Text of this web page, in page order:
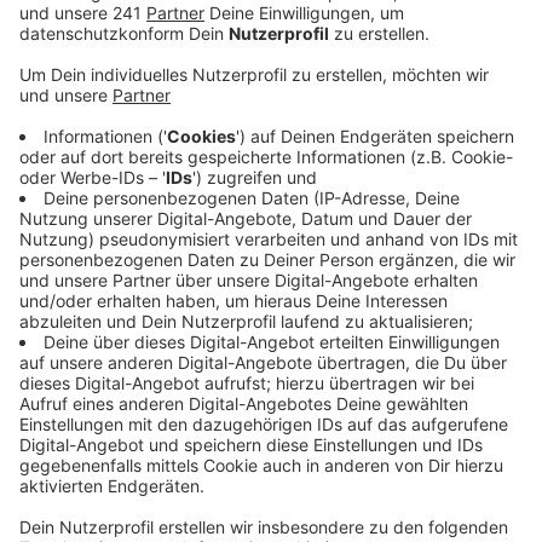
verständlich präsentiert zu bekommen.
Bereits seit 2017 informiert das kommunale
Integrationszentrum auf seiner Seite über Anlauf- und
Beratungsstellen, aktuelle Entwicklungen und
Veranstaltungen rund um die Themen Integration und
Zuwanderung. Gerade in der Corona-Pandemie
müssten laufend neue Informationen in diversen
Sprachen abrufbar sein, so die Stadt weiter. Neben
Deutsch stehen auch Englisch, Französisch und
Arabisch zur Verfügung. Allein im vergangenen Jahr
wurde das Portal rund 6.000 Mal im Monat aufgerufen.
Es gilt damit als wichtiger Baustein in der
Integrationsarbeit der Stadt.